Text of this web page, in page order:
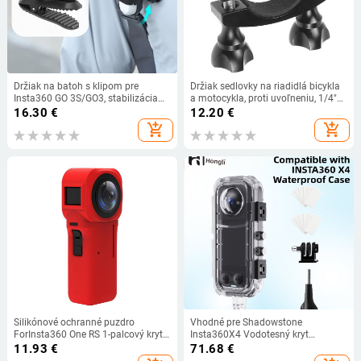
Držiak na batoh s klipom pre
Insta360 GO 3S/GO3, stabilizácia
obrazu, 360° rotácia, klip pre
Insta360 GO 3S, príslušenstvo pre
športové kamery
16.30 €
add_shopping_cart
Držiak sedlovky na riadidlá bicykla
a motocykla, proti uvoľneniu, 1/4"
pre GoPro 9 8 Max Insta360 ONE R
12.20 €
add_shopping_cart
Silikónové ochranné puzdro
ForInsta360 One RS 1-palcový kryt s
krytom objektívu odolným proti
poškriabaniu a ochranou proti
11.93 €
Vhodné pre Shadowstone
Insta360X4 Vodotesný kryt
Panoramatický akčný fotoaparát
71.68 €